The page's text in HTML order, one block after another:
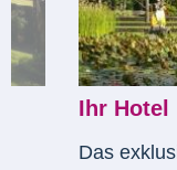
Ihr Hotel
Das